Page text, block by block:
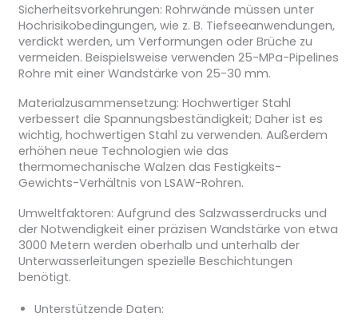
Sicherheitsvorkehrungen: Rohrwände müssen unter
Hochrisikobedingungen, wie z. B. Tiefseeanwendungen,
verdickt werden, um Verformungen oder Brüche zu
vermeiden. Beispielsweise verwenden 25-MPa-Pipelines
Rohre mit einer Wandstärke von 25-30 mm.
Materialzusammensetzung: Hochwertiger Stahl
verbessert die Spannungsbeständigkeit; Daher ist es
wichtig, hochwertigen Stahl zu verwenden. Außerdem
erhöhen neue Technologien wie das
thermomechanische Walzen das Festigkeits-
Gewichts-Verhältnis von LSAW-Rohren.
Umweltfaktoren: Aufgrund des Salzwasserdrucks und
der Notwendigkeit einer präzisen Wandstärke von etwa
3000 Metern werden oberhalb und unterhalb der
Unterwasserleitungen spezielle Beschichtungen
benötigt.
Unterstützende Daten: